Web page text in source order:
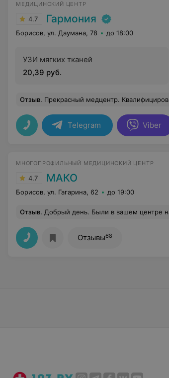
МЕДИЦИНСКИЙ ЦЕНТР
4.7 Гармония
Борисов, ул. Даумана, 78 до 18:00
УЗИ мягких тканей
20,39 руб.
Отзыв. Прекрасный медцентр. Квалифицированные и грамотные специалисты, которые всегда
Telegram Viber
МНОГОПРОФИЛЬНЫЙ МЕДИЦИНСКИЙ ЦЕНТР
4.7 МАКО
Борисов, ул. Гагарина, 62 до 19:00
Отзыв. Добрый день. Были в вашем центре на приёмах у многих докторов, так же и УЗИ. Центр безумно понравился.
Отзывы68